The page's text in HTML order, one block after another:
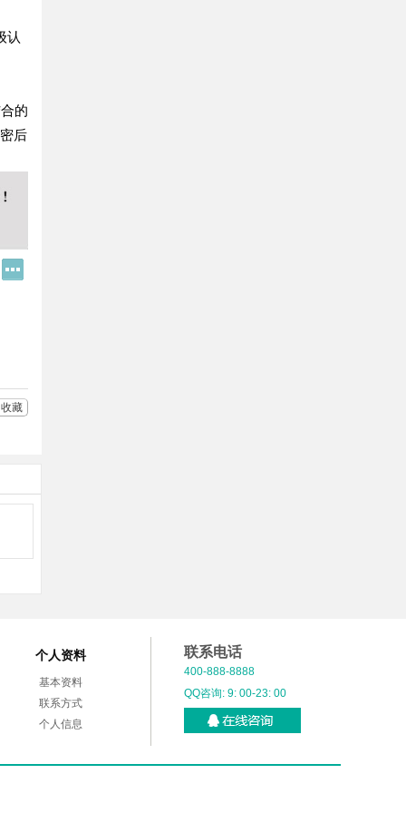
认
的
后
Q
收藏
个人资料
基本资料
联系方式
个人信息
联系电话
400-888-8888
QQ咨询: 9: 00-23: 00